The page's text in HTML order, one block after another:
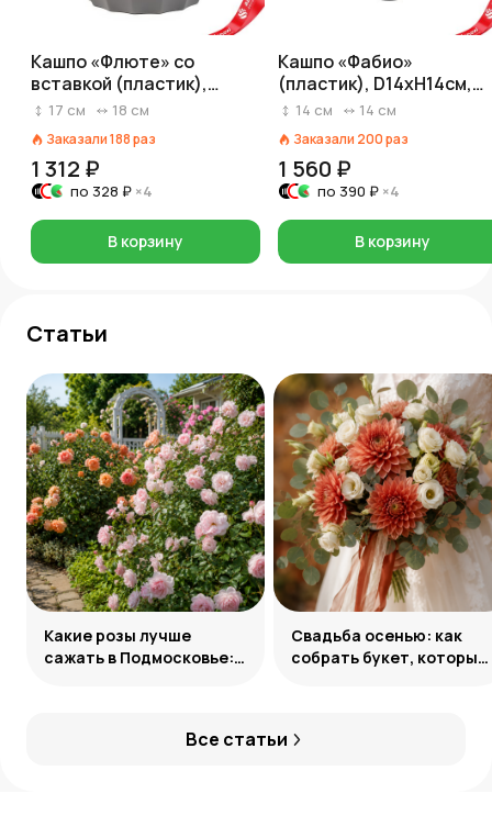
Кашпо «Флюте» со
вставкой (пластик),
D18xH16,5, 3л, светло-
17 см 18 см
Заказали188раз
1 312 ₽
по 328 ₽ ×4
В корзину
Кашпо «Фабио»
(пластик), D14xH14см,
1,95л, серый
14 см 14 см
Заказали 200раз
1 560 ₽
по 390 ₽ ×4
В корзину
Статьи
Все статьи
Какие розы лучше
сажать в Подмосковье:
Свадьба осенью: как
собрать букет, который